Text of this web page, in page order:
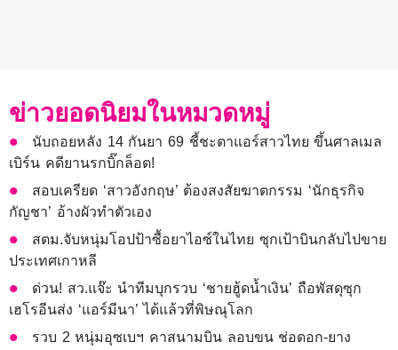
ข่าวยอดนิยมในหมวดหมู่
นับถอยหลัง 14 กันยา 69 ชี้ชะตาแอร์สาวไทย ขึ้นศาลเมล
เบิร์น คดียานรกบิ๊กล็อต!
สอบเครียด ‘สาวอังกฤษ’ ต้องสงสัยฆาตกรรม ‘นักธุรกิจ
กัญชา’ อ้างผัวทำตัวเอง
สตม.จับหนุ่มโอปป้าซื้อยาไอซ์ในไทย ซุกเป้าบินกลับไปขาย
ประเทศเกาหลี
ด่วน! สว.แจ๊ะ นำทีมบุกรวบ ‘ชายฮู้ดน้ำเงิน’ ถือพัสดุซุก
เฮโรอีนส่ง ‘แอร์มีนา’ ได้แล้วที่พิษณุโลก
รวบ 2 หนุ่มอุซเบฯ คาสนามบิน ลอบขน ช่อดอก-ยาง